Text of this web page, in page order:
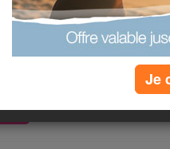
l'usage de la parole après une seule
bien compris...
de s'auto hypnotisé d'où l'impression
pas très compréhensible quand ilJe